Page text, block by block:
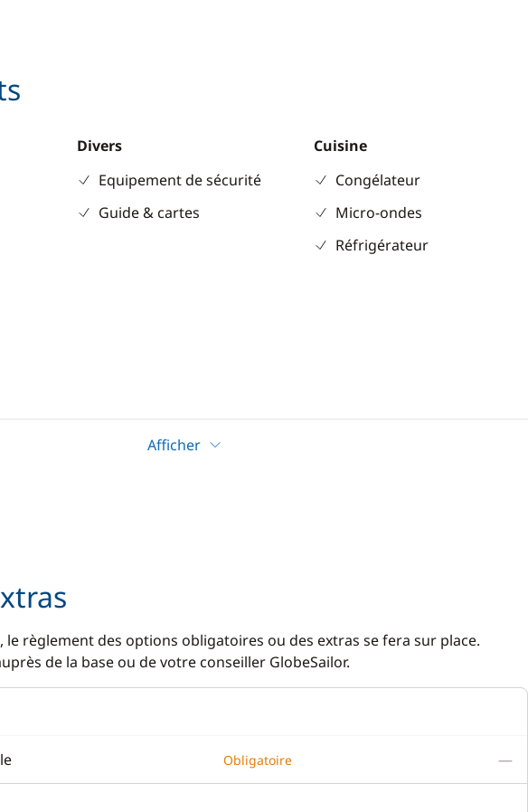
Divers
Equipement de sécurité
Guide & cartes
Cuisine
Congélateur
Micro-ondes
Réfrigérateur
Afficher
règlement des options obligatoires ou des extras se fera sur place.
de la base ou de votre conseiller GlobeSailor.
Obligatoire —